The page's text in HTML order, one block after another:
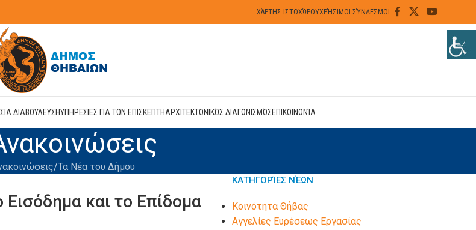
ΧΆΡΤΗΣ ΙΣΤΟΧΏΡΟΥΧΡΉΣΙΜΟΙ ΣΎΝΔΕΣΜΟΙ
ΔΙΑΒΟΥΛΕΥΣΗΥΠΗΡΕΣΙΕΣ ΓΙΑ ΤΟΝ ΕΠΙΣΚΕΠΤΗΑΡΧΙΤΕΚΤΟΝΙΚΌΣ ΔΙΑΓΩΝΙΣΜΌΣΕΠΙΚΟΙΝΩΝΊΑ
Τα Νέα του Δήμου
και το Επίδομα
ΚΑΤΗΓΟΡΊΕΣ ΝΈΩΝ
Kοινότητα Θήβας
Αγγελίες Ευρέσεως Εργασίας